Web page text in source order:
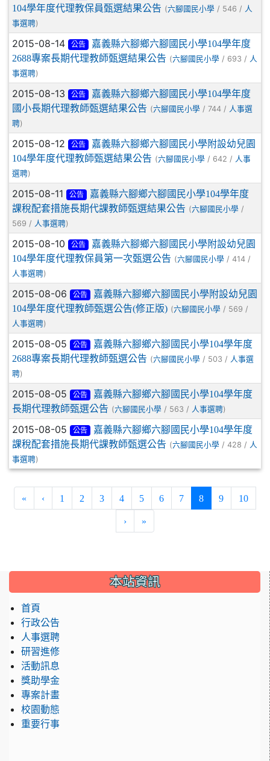
104學年度代理教保員甄選結果公告 (六腳國民小學 / 546 / 人
事選聘)
2015-08-14 公告
嘉義縣六腳鄉六腳國民小學104學年度
2688專案長期代理教師甄選結果公告 (六腳國民小學 / 693 / 人
事選聘)
2015-08-13 公告
嘉義縣六腳鄉六腳國民小學104學年度
國小長期代理教師甄選結果公告 (六腳國民小學 / 744 / 人事選
聘)
2015-08-12 公告
嘉義縣六腳鄉六腳國民小學附設幼兒園
104學年度代理教師甄選結果公告 (六腳國民小學 / 642 / 人事
選聘)
2015-08-11 公告
嘉義縣六腳鄉六腳國民小學104學年度
課稅配套措施長期代課教師甄選結果公告 (六腳國民小學 /
569 / 人事選聘)
2015-08-10 公告
嘉義縣六腳鄉六腳國民小學附設幼兒園
104學年度代理教保員第一次甄選公告 (六腳國民小學 / 414 /
人事選聘)
2015-08-06 公告
嘉義縣六腳鄉六腳國民小學附設幼兒園
104學年度代理教師甄選公告(修正版) (六腳國民小學 / 569 /
人事選聘)
2015-08-05 公告
嘉義縣六腳鄉六腳國民小學104學年度
2688專案長期代理教師甄選公告 (六腳國民小學 / 503 / 人事選
聘)
2015-08-05 公告
嘉義縣六腳鄉六腳國民小學104學年度
長期代理教師甄選公告 (六腳國民小學 / 563 / 人事選聘)
2015-08-05 公告
嘉義縣六腳鄉六腳國民小學104學年度
課稅配套措施長期代課教師甄選公告 (六腳國民小學 / 428 / 人
事選聘)
« ‹ 1 2 3 4 5 6 7 8(current)
9 10
› »
::: 本站資訊
首頁
行政公告
人事選聘
研習進修
活動訊息
獎助學金
專案計畫
校園動態
重要行事